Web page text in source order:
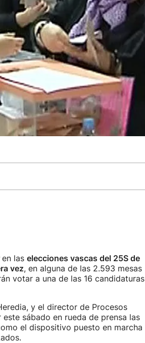
en las elecciones vascas del 25S de
vez, en alguna de las 2.593 mesas
votar a una de las 16 candidaturas
y el director de Procesos
sábado en rueda de prensa las
el dispositivo puesto en marcha